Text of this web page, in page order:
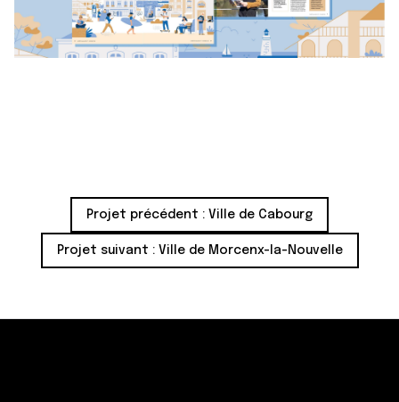
Projet précédent : Ville de Cabourg
Projet suivant : Ville de Morcenx-la-Nouvelle